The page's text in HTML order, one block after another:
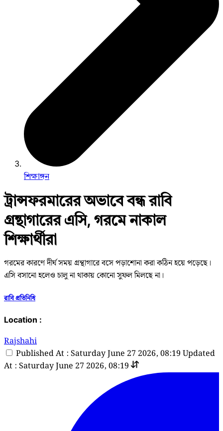
শিক্ষাঙ্গন
ট্রান্সফরমারের অভাবে বন্ধ রাবি
গ্রন্থাগারের এসি, গরমে নাকাল
শিক্ষার্থীরা
গরমের কারণে দীর্ঘ সময় গ্রন্থাগারে বসে পড়াশোনা করা কঠিন হয়ে পড়েছে।
এসি বসানো হলেও চালু না থাকায় কোনো সুফল মিলছে না।
রাবি প্রতিনিধি
Location :
Rajshahi
Published At : Saturday June 27 2026, 08:19 Updated
At : Saturday June 27 2026, 08:19